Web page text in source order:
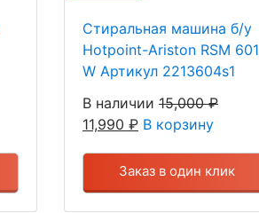
Стиральная машина б/у
Hotpoint-Ariston RSM 601
W Артикул 2213604s1
В наличии 15,000₽
11,990 ₽ В корзину
Заказ в один клик